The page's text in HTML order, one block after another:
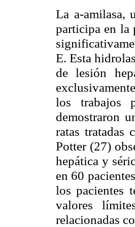
La a-amilasa,
participa en la
E. Esta
de lesión
los trabajos
demostraron
ratas tratadas
Potter (27)
hepática y
en 60
los pacientes
valores
relacionadas